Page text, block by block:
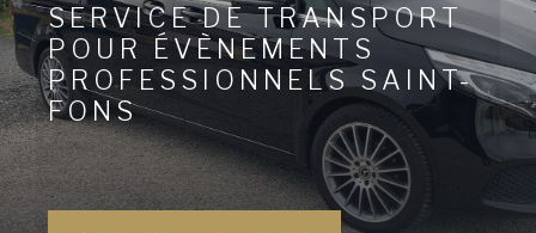
SERVICE DE TRANSPORT
POUR ÉVÈNEMENTS
PROFESSIONNELS SAINT-
FONS